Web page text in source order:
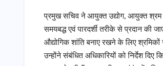
प्रमुख सचिव ने आयुक्त उद्योग, आयुक्त श्रम
समयबद्ध एवं पारदर्शी तरीके से प्रदान की
औद्योगिक शांति बनाए रखने के लिए
उन्होंने संबंधित अधिकारियों को निर्देश